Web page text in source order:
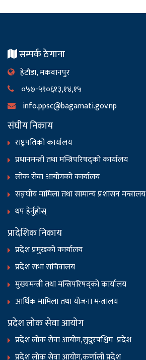
सम्पर्क ठेगाना
हेटौडा, मकवानपुर
०५७-५९०६१३,१४,१५
info.ppsc@bagamati.gov.np
संघीय निकाय
राष्ट्रपतिको कार्यालय
प्रधानमन्त्री तथा मन्त्रिपरिषद्को कार्यालय
लोक सेवा आयोगको कार्यालय
सङ्‍घीय मामिला तथा सामान्य प्रशासन मन्त्रालय
थप हेर्नुहोस्
प्रादेशिक निकाय
प्रदेश प्रमुखको कार्यालय
प्रदेश सभा सचिवालय
मुख्यमन्त्री तथा मन्त्रिपरिषद्को कार्यालय
आर्थिक मामिला तथा योजना मन्त्रालय
प्रदेश लोक सेवा आयोग
प्रदेश लोक सेवा आयोग,सुदुरपश्चिम प्रदेश
प्रदेश लोक सेवा आयोग,कर्णाली प्रदेश